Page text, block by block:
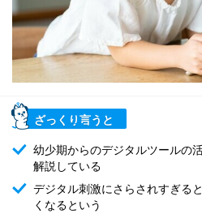
ざっくり言うと
幼少期からのデジタルツールの
解説している
デジタル刺激にさらされすぎる
くなるという